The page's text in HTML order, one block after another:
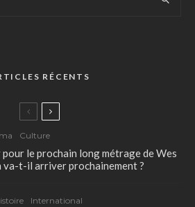
RÉCENTS
Culture
le prochain long métrage de Wes
va-t-il arriver prochainement ?
International